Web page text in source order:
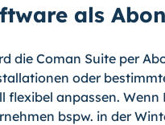
als
die Coman Suite per
oder
flexibel anpassen.
bspw. in der